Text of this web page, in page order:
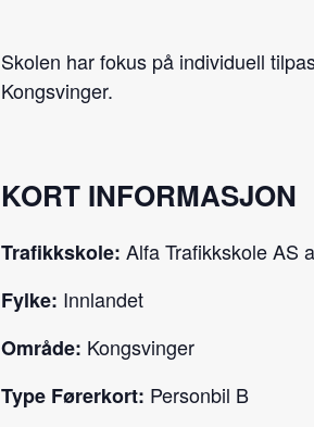
Skolen har fokus på individuell
Kongsvinger.
KORT INFORMASJON
Trafikkskole: Alfa Trafikkskole AS
Fylke: Innlandet
Område: Kongsvinger
Type Førerkort: Personbil B